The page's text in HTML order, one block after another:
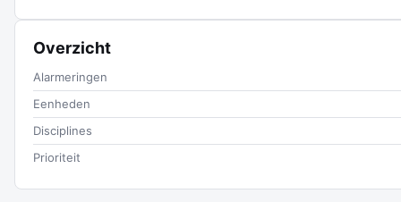
Overzicht
Alarmeringen
Eenheden
Disciplines
Prioriteit